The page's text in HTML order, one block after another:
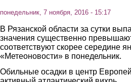
понедельник, 7 ноября, 2016 - 15:17
В Рязанской области за сутки
значения существенно
соответствуют скорее середине
«Метеоновости» в понедельник.
Обильные осадки в центр